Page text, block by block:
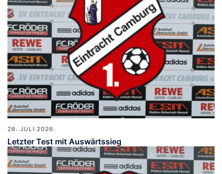
26. JULI 2026
Letzter Test mit Auswärtssieg